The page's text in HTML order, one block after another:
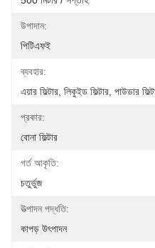
উপাদান:
পিটিএফই
ব্যবহার:
এয়ার ফিল্টার, লিকুইড ফিল্টার, পাউডার
প্রকার:
বোনা ফিল্টার
গর্ত আকৃতি:
চতুর্ভুজ
উত্পাদন পদ্ধতি:
কাপড় উৎপাদন